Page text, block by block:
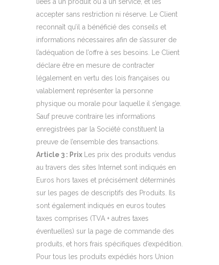
accepter sans restriction ni réserve. Le Client
reconnaît qu’il a bénéficié des conseils et
informations nécessaires afin de s’assurer de
l’adéquation de l’offre à ses besoins. Le Client
déclare être en mesure de contracter
légalement en vertu des lois françaises ou
valablement représenter la personne
physique ou morale pour laquelle il s’engage.
Sauf preuve contraire les informations
enregistrées par la Société constituent la
preuve de l’ensemble des transactions.
Article 3 : Prix Les prix des produits vendus
au travers des sites Internet sont indiqués en
Euros hors taxes et précisément déterminés
sur les pages de descriptifs des Produits. Ils
sont également indiqués en euros toutes
taxes comprises (TVA + autres taxes
éventuelles) sur la page de commande des
produits, et hors frais spécifiques d’expédition.
Pour tous les produits expédiés hors Union